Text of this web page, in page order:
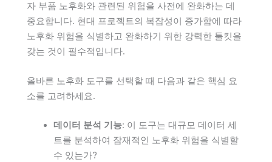
자 부품 노후화와 관련된 위험을 사전에 완화하는 데
중요합니다. 현대 프로젝트의 복잡성이 증가함에 따라
노후화 위험을 식별하고 완화하기 위한 강력한 툴킷을
갖는 것이 필수적입니다.
올바른 노후화 도구를 선택할 때 다음과 같은 핵심 요
소를 고려하세요.
데이터 분석 기능: 이 도구는 대규모 데이터 세
트를 분석하여 잠재적인 노후화 위험을 식별할
수 있는가?